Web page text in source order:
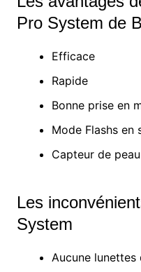
Pro System de
Efficace
Rapide
Bonne prise en
Mode Flashs en
Capteur de peau
Les
System
Aucune